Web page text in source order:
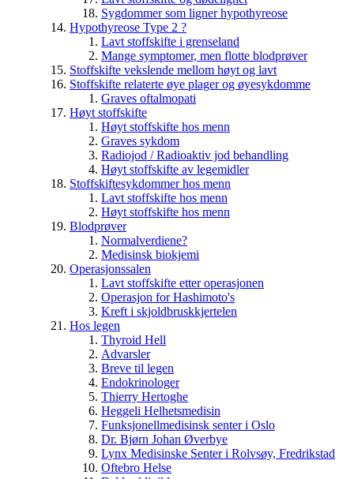
Sygdommer som ligner hypothyreose
Hypothyreose Type 2 ?
Lavt stoffskifte i grenseland
Mange symptomer, men flotte blodprøver
Stoffskifte vekslende mellom høyt og lavt
Stoffskifte relaterte øye plager og øyesykdomme
Graves oftalmopati
Høyt stoffskifte
Høyt stoffskifte hos menn
Graves sykdom
Radiojod / Radioaktiv jod behandling
Høyt stoffskifte av legemidler
Stoffskiftesykdommer hos menn
Lavt stoffskifte hos menn
Høyt stoffskifte hos menn
Blodprøver
Normalverdiene?
Medisinsk biokjemi
Operasjonssalen
Lavt stoffskifte etter operasjonen
Operasjon for Hashimoto's
Kreft i skjoldbruskkjertelen
Hos legen
Thyroid Hell
Advarsler
Breve til legen
Endokrinologer
Thierry Hertoghe
Heggeli Helhetsmedisin
Funksjonellmedisinsk senter i Oslo
Dr. Bjørn Johan Øverbye
Lynx Medisinske Senter i Rolvsøy, Fredrikstad
Oftebro Helse